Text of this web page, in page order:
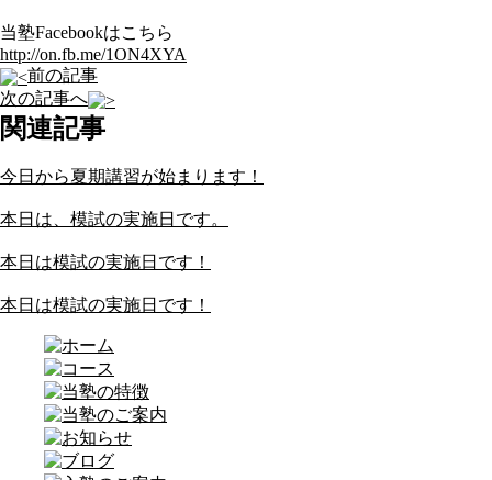
当塾Facebookはこちら
http://on.fb.me/1ON4XYA
前の記事
次の記事へ
関連記事
今日から夏期講習が始まります！
本日は、模試の実施日です。
本日は模試の実施日です！
本日は模試の実施日です！